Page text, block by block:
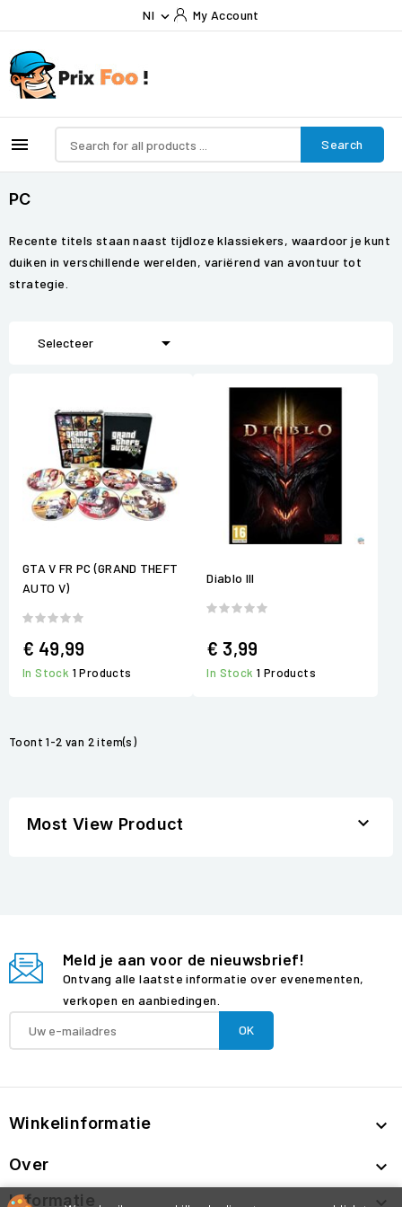
Nl  My Account
 Search
PC
Recente titels staan naast tijdloze klassiekers, waardoor je kunt
duiken in verschillende werelden, variërend van avontuur tot
strategie.
Selecteer 
GTA V FR PC (GRAND THEFT
AUTO V)
€ 49,99
In Stock 1 Products
Diablo III
€ 3,99
In Stock1 Products
Toont 1-2 van 2 item(s)
Most View Product 
Meld je aan voor de nieuwsbrief!
Ontvang alle laatste informatie over evenementen,
verkopen en aanbiedingen.
Winkelinformatie 
Over 
Informatie